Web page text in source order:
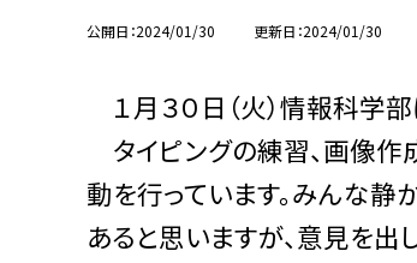
公開日 2024/01/30 更新日 2024/01/30
１月３０日（火）情報科学
タイピングの練習、画像作
動を行っています。みんな静
あると思いますが、意見を出